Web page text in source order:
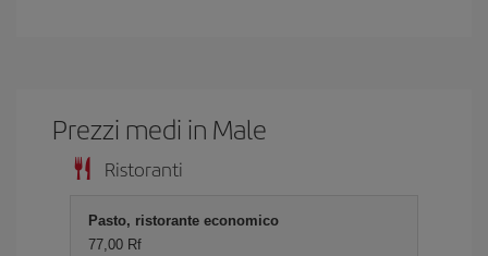
Prezzi medi in Male
Ristoranti
Pasto, ristorante economico
77,00 Rf